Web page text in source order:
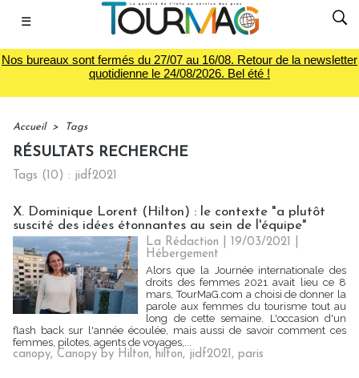
☰
Nos bureaux sont fermés du 27/07 au 16/08. Retour de la newsletter
quotidienne le 24/08/2026. Bel été !
Accueil > Tags
RÉSULTATS RECHERCHE
Tags (10) : jidf2021
X. Dominique Lorent (Hilton) : le contexte "a plutôt
suscité des idées étonnantes au sein de l'équipe"
La Rédaction | 19/03/2021
Hébergement
Alors que la Journée internationale des
droits des femmes 2021 avait lieu ce 8
mars, TourMaG.com a choisi de donner la
parole aux femmes du tourisme tout au
long de cette semaine. L'occasion d'un
flash back sur l'année écoulée, mais aussi de savoir comment ces
femmes, pilotes, agents de voyages,...
canopy, Canopy by Hilton, hilton, jidf2021, paris